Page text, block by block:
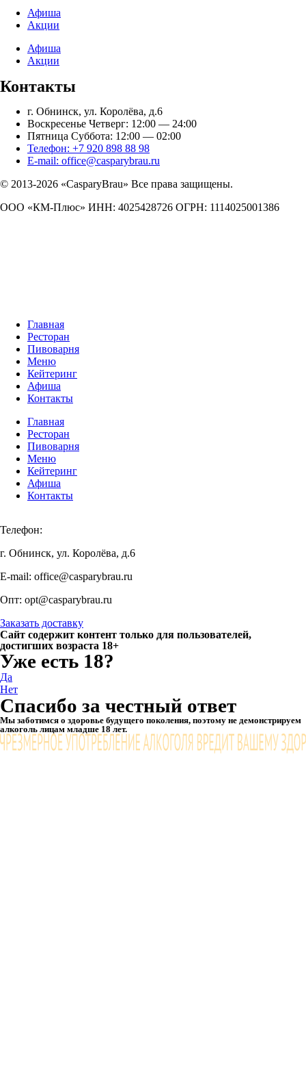
Афиша
Акции
Афиша
Акции
Контакты
г. Обнинск, ул. Королёва, д.6
Воскресенье Четверг: 12:00 — 24:00
Пятница Суббота: 12:00 — 02:00
Телефон: +7 920 898 88 98
E-mail: office@casparybrau.ru
© 2013-2026 «СasparyBrau» Все права защищены.
ООО «КМ-Плюс» ИНН: 4025428726 ОГРН: 1114025001386
Главная
Ресторан
Пивоварня
Меню
Кейтеринг
Афиша
Контакты
Главная
Ресторан
Пивоварня
Меню
Кейтеринг
Афиша
Контакты
Телефон:
г. Обнинск, ул. Королёва, д.6
E-mail: office@casparybrau.ru
Опт: opt@casparybrau.ru
Заказать доставку
Сайт содержит контент только для пользователей,
достигших возраста 18+
Уже есть 18?
Да
Нет
Спасибо за честный ответ
Мы заботимся о здоровье будущего поколения, поэтому не демонстрируем
алкоголь лицам младше 18 лет.